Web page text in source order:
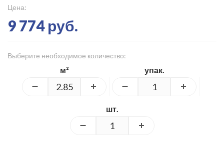
Цена:
9 774 руб.
Выберите необходимое количество:
м² упак.
шт.